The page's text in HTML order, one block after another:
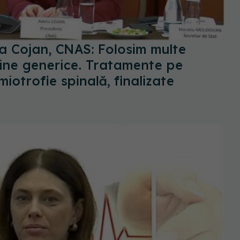
generice. Tratamente pe
spinală, finalizate